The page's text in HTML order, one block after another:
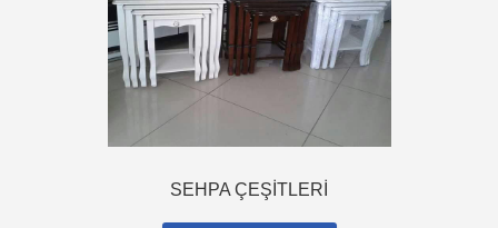
SEHPA ÇEŞİTLERİ